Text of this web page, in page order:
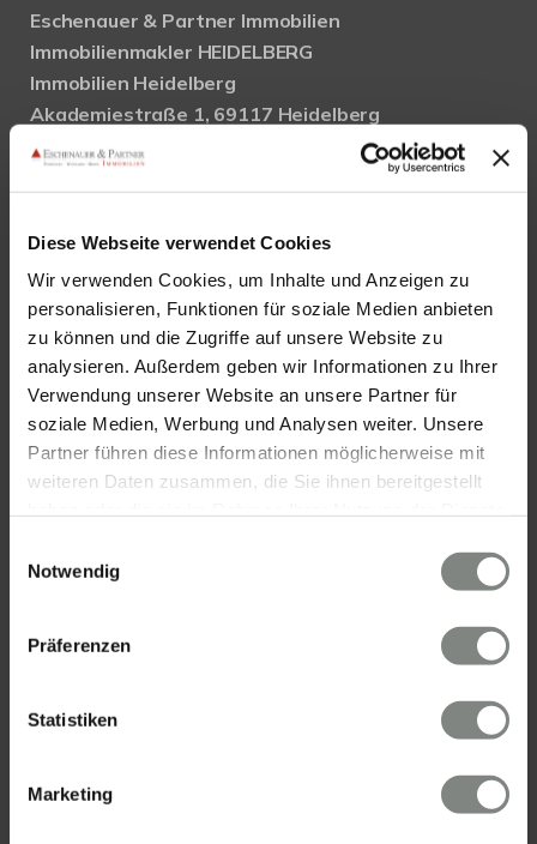
Diese Webseite verwendet Cookies
Wir verwenden Cookies, um Inhalte und Anzeigen zu
personalisieren, Funktionen für soziale Medien anbieten
zu können und die Zugriffe auf unsere Website zu
analysieren. Außerdem geben wir Informationen zu Ihrer
Verwendung unserer Website an unsere Partner für
soziale Medien, Werbung und Analysen weiter. Unsere
Partner führen diese Informationen möglicherweise mit
weiteren Daten zusammen, die Sie ihnen bereitgestellt
Cookies, wenn Sie unsere Webseite weiterhin nutzen.
Notwendig
Präferenzen
Statistiken
Marketing
Eschenauer & Partner Immobilien
Immobilienmakler HEIDELBERG
Immobilien Heidelberg
Akademiestraße 1, 69117 Heidelberg
Tel.:
06221 - 67 26 077
Eschenauer & Partner Immobilien
Immobilienmakler WIESBADEN
Immobilien Wiesbaden
Wasserrolle 16, 65201 Wiesbaden
Tel.: 0611 - 900 66 743
Mail:info@eschenauer-partner.de
Eschenauer & Partner Immobilien
Immobilienmakler EBERBACH
Danziger Straße 1/1, 69412 Eberbach
Mail:info@eschenauer-partner.de
Eschenauer & Partner Immobilien ist ein
Bürostandorten in der Heidelberg, Eberbach und